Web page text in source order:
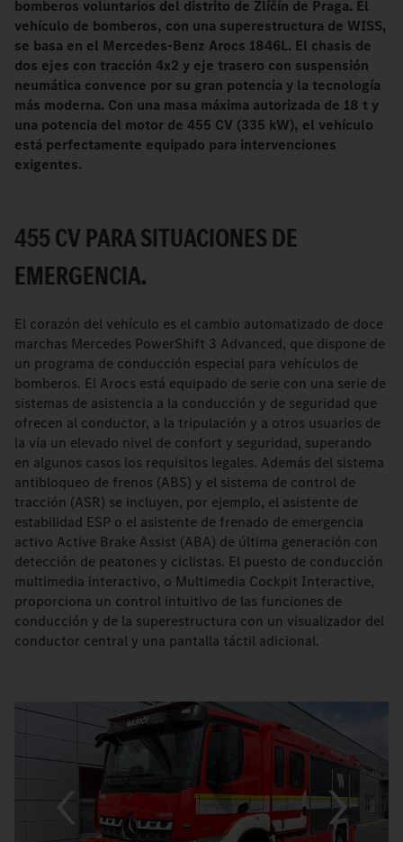
bomberos voluntarios del distrito de Zlíčín de Praga. El
vehículo de bomberos, con una superestructura de WISS,
se basa en el Mercedes-Benz Arocs 1846L. El chasis de
dos ejes con tracción 4x2 y eje trasero con suspensión
neumática convence por su gran potencia y la tecnología
más moderna. Con una masa máxima autorizada de 18 t y
una potencia del motor de 455 CV (335 kW), el vehículo
está perfectamente equipado para intervenciones
exigentes.
455 CV PARA SITUACIONES DE
EMERGENCIA.
El corazón del vehículo es el cambio automatizado de doce
marchas Mercedes PowerShift 3 Advanced, que dispone de
un programa de conducción especial para vehículos de
bomberos. El Arocs está equipado de serie con una serie de
sistemas de asistencia a la conducción y de seguridad que
ofrecen al conductor, a la tripulación y a otros usuarios de
la vía un elevado nivel de confort y seguridad, superando
en algunos casos los requisitos legales. Además del sistema
antibloqueo de frenos (ABS) y el sistema de control de
tracción (ASR) se incluyen, por ejemplo, el asistente de
estabilidad ESP o el asistente de frenado de emergencia
activo Active Brake Assist (ABA) de última generación con
detección de peatones y ciclistas. El puesto de conducción
multimedia interactivo, o Multimedia Cockpit Interactive,
proporciona un control intuitivo de las funciones de
conducción y de la superestructura con un visualizador del
conductor central y una pantalla táctil adicional.